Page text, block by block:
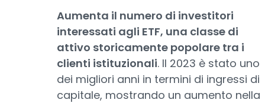
Aumenta il numero di investitori
interessati agli ETF, una classe di
attivo storicamente popolare tra i
clienti istituzionali. Il 2023 è stato uno
dei migliori anni in termini di ingressi di
capitale, mostrando un aumento nella